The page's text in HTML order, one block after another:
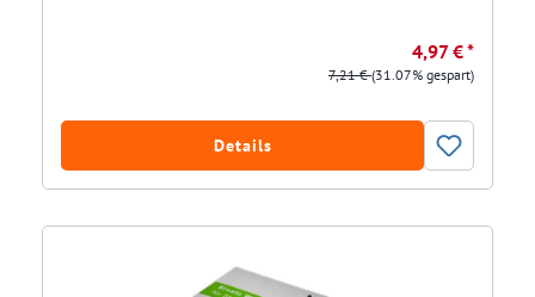
4,97 € *
7,21 €(31.07% gespart)
Details